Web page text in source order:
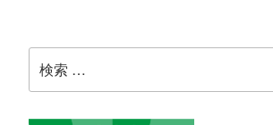
検
索: